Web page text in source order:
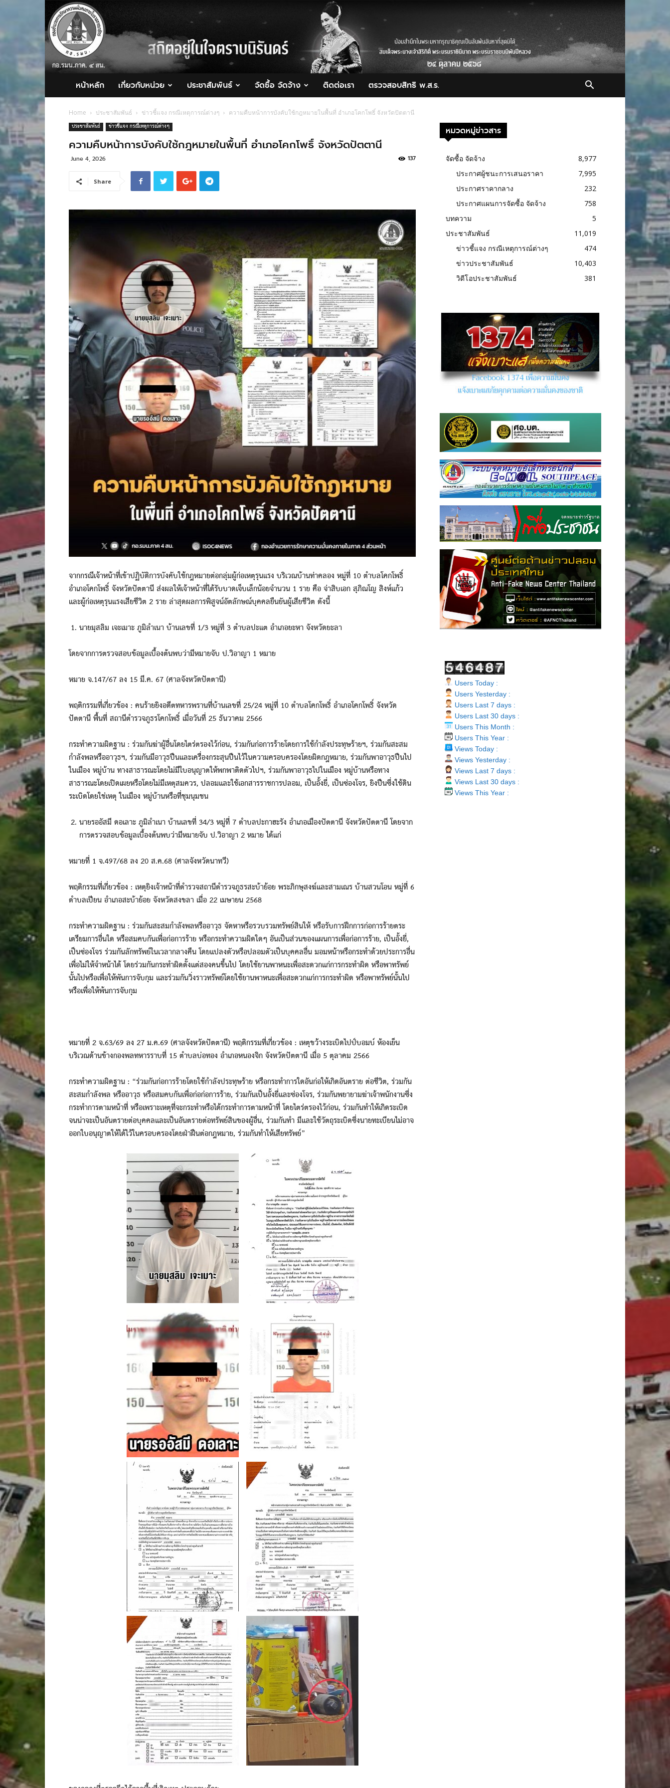
กอ.รมน.ภาค
4
สน.
หน้าหลัก เกี่ยวกับหน่วย ประชาสัมพันธ์ จัดซื้อ จัดจ้าง ติดต่อเรา ตรวจสอบสิทธิ พ.ส.ร.
Home ประชาสัมพันธ์ ข่าวชี้แจง กรณีเหตุการณ์ต่างๆ ความคืบหน้าการบังคับใช้กฎหมายในพื้นที่ อำเภอโคกโพธิ์ จังหวัดปัตตานี
ประชาสัมพันธ์ ข่าวชี้แจง กรณีเหตุการณ์ต่างๆ
ความคืบหน้าการบังคับใช้กฎหมายในพื้นที่ อำเภอโคกโพธิ์ จังหวัดปัตตานี
June 4, 2026 137
Share
จากกรณีเจ้าหน้าที่เข้าปฏิบัติการบังคับใช้กฎหมายต่อกลุ่มผู้ก่อเหตุรุนแรง บริเวณบ้านท่าคลอง หมู่ที่ 10 ตำบลโคกโพธิ์
อำเภอโคกโพธิ์ จังหวัดปัตตานี ส่งผลให้เจ้าหน้าที่ได้รับบาดเจ็บเล็กน้อยจำนวน 1 ราย คือ จ่าสิบเอก สุภิณโญ สิงห์แก้ว
และผู้ก่อเหตุรุนแรงเสียชีวิต 2 ราย ล่าสุดผลการพิสูจน์อัตลักษณ์บุคคลยืนยันผู้เสียชีวิต ดังนี้
นายมุสลิม เจะเมาะ ภูมิลำเนา บ้านเลขที่ 1/3 หมู่ที่ 3 ตำบลปะแต อำเภอยะหา จังหวัดยะลา
โดยจากการตรวจสอบข้อมูลเบื้องต้นพบว่ามีหมายจับ ป.วิอาญา 1 หมาย
หมาย จ.147/67 ลง 15 มี.ค. 67 (ศาลจังหวัดปัตตานี)
พฤติกรรมที่เกี่ยวข้อง : คนร้ายยิงอดีตทหารพรานที่บ้านเลขที่ 25/24 หมู่ที่ 10 ตำบลโคกโพธิ์ อำเภอโคกโพธิ์ จังหวัด
ปัตตานี พื้นที่ สถานีตำรวจภูธรโคกโพธิ์ เมื่อวันที่ 25 ธันวาคม 2566
กระทำความผิดฐาน : ร่วมกันฆ่าผู้อื่นโดยไตร่ตรองไว้ก่อน, ร่วมกันก่อการร้ายโดยการใช้กำลังประทุษร้ายฯ, ร่วมกันสะสม
กำลังพลหรืออาวุธฯ, ร่วมกันมีอาวุธปืนและเครื่องกระสุนปืนไว้ในความครอบครองโดยผิดกฎหมาย, ร่วมกันพาอาวุธปืนไป
ในเมือง หมู่บ้าน ทางสาธารณะโดยไม่มีใบอนุญาตให้พกพาติดตัวไปฯ, ร่วมกันพาอาวุธไปในเมือง หมู่บ้านหรือทาง
สาธารณะโดยเปิดเผยหรือโดยไม่มีเหตุสมควร, ปลอมและใช้เอกสารราชการปลอม, เป็นอั้งยี่, เป็นซ่องโจร, ยิงปืนซึ่งใช้ดิน
ระเบิดโดยใช่เหตุ ในเมือง หมู่บ้านหรือที่ชุมนุมชน
นายรออัสมี ดอเลาะ ภูมิลำเนา บ้านเลขที่ 34/3 หมู่ที่ 7 ตำบลปะกาฮะรัง อำเภอเมืองปัตตานี จังหวัดปัตตานี โดยจาก
การตรวจสอบข้อมูลเบื้องต้นพบว่ามีหมายจับ ป.วิอาญา 2 หมาย ได้แก่
หมายที่ 1 จ.497/68 ลง 20 ส.ค.68 (ศาลจังหวัดนาทวี)
พฤติกรรมที่เกี่ยวข้อง : เหตุยิงเจ้าหน้าที่ตำรวจสถานีตำรวจภูธรสะบ้าย้อย พระภิกษุสงฆ์และสามเณร บ้านสวนโอน หมู่ที่ 6
ตำบลเปียน อำเภอสะบ้าย้อย จังหวัดสงขลา เมื่อ 22 เมษายน 2568
กระทำความผิดฐาน : ร่วมกันสะสมกำลังพลหรืออาวุธ จัดหาหรือรวบรวมทรัพย์สินให้ หรือรับการฝึกการก่อการร้ายตระ
เตรียมการอื่นใด หรือสมคบกันเพื่อก่อการร้าย หรือกระทำความผิดใดๆ อันเป็นส่วนของแผนการเพื่อก่อการร้าย, เป็นอั้งยี่,
เป็นซ่องโจร ร่วมกันลักทรัพย์ในเวลากลางคืน โดยแปลงตัวหรือปลอมตัวเป็นบุคคลอื่น มอมหน้าหรือกระทำด้วยประการอื่น
เพื่อไม่ให้จำหน้าได้ โดยร่วมกันกระทำผิดตั้งแต่สองคนขึ้นไป โดยใช้ยานพาหนะเพื่อสะดวกแก่การกระทำผิด หรือพาทรัพย์
นั้นไปหรือเพื่อให้พันการจับกุม และร่วมกันวิ่งราวทรัพย์โดยใช้ยานพาหนะเพื่อสะดวกแก่การกระทำผิด หรือพาทรัพย์นั้นไป
หรือเพื่อให้พ้นการจับกุม
หมายที่ 2 จ.63/69 ลง 27 ม.ค.69 (ศาลจังหวัดปัตตานี) พฤติกรรมที่เกี่ยวข้อง : เหตุขว้างระเบิดไปป์บอมบ์ ห้องเย็น
บริเวณด้านข้างกองพลทหารราบที่ 15 ตำบลบ่อทอง อำเภอหนองจิก จังหวัดปัตตานี เมื่อ 5 ตุลาคม 2566
กระทำความผิดฐาน : “ร่วมกันก่อการร้ายโดยใช้กำลังประทุษร้าย หรือกระทำการใดอันก่อให้เกิดอันตราย ต่อชีวิต, ร่วมกัน
สะสมกำลังพล หรืออาวุธ หรือสมคบกันเพื่อก่อก่อการร้าย, ร่วมกันเป็นอั้งยี่และซ่องโจร, ร่วมกันพยายามฆ่าเจ้าพนักงานซึ่ง
กระทำการตามหน้าที่ หรือเพราะเหตุที่จะกระทำหรือได้กระทำการตามหน้าที่ โดยไตร่ตรองไว้ก่อน, ร่วมกันทำให้เกิดระเบิด
จนน่าจะเป็นอันตรายต่อบุคคลและเป็นอันตรายต่อทรัพย์สินของผู้อื่น, ร่วมกันทำ มีและใช้วัตถุระเบิดซึ่งนายทะเบียนไม่อาจ
ออกใบอนุญาตให้ได้ไว้ในครอบครองโดยฝ่าฝืนต่อกฎหมาย, ร่วมกันทำให้เสียทรัพย์”
หมวดหมู่ข่าวสาร
จัดซื้อ จัดจ้าง
8,977
ประกาศผู้ชนะการเสนอราคา
7,995
ประกาศราคากลาง
232
ประกาศแผนการจัดซื้อ จัดจ้าง
758
บทความ
5
ประชาสัมพันธ์
11,019
ข่าวชี้แจง กรณีเหตุการณ์ต่างๆ
474
ข่าวประชาสัมพันธ์
10,403
วิดีโอประชาสัมพันธ์
381
Users Today :
Users Yesterday :
Users Last 7 days :
Users Last 30 days :
Users This Month :
Users This Year :
Views Today :
Views Yesterday :
Views Last 7 days :
Views Last 30 days :
Views This Year :